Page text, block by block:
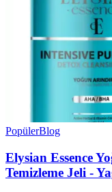
PopülerBlog
Elysian Essence
Temizleme Jeli -